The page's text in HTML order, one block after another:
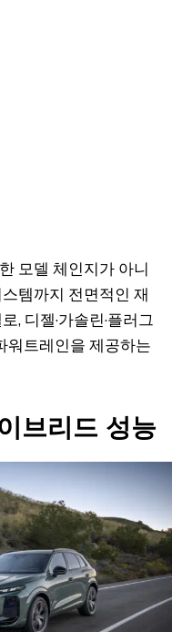
모델 체인지가 아니
템까지 전면적인 재
, 디젤·가솔린·플러그
워트레인을 제공하는
브리드 성능